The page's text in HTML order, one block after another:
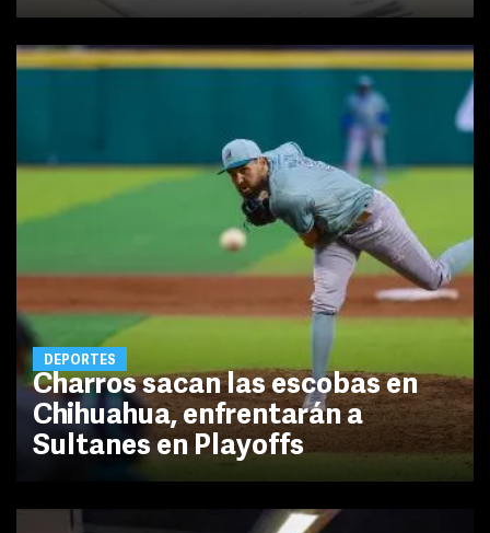
DEPORTES
Charros sacan las escobas en
Chihuahua, enfrentarán a
Sultanes en Playoffs